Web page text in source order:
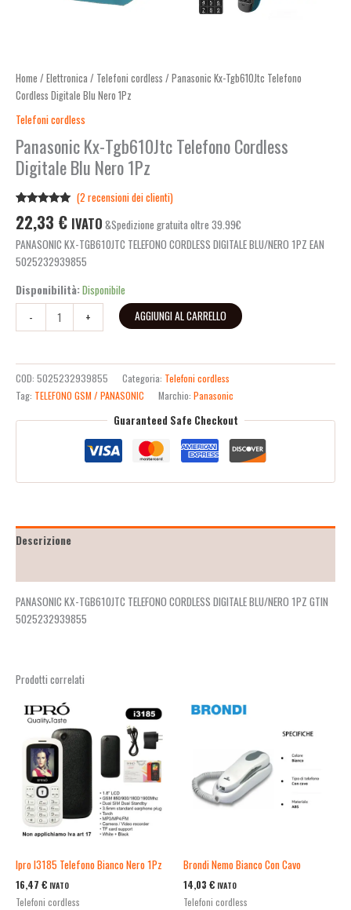
Home / Elettronica / Telefoni cordless / Panasonic Kx-Tgb610Jtc Telefono
Cordless Digitale Blu Nero 1Pz
Telefoni cordless
Panasonic Kx-Tgb610Jtc Telefono Cordless
Digitale Blu Nero 1Pz
5.00 su 5
su base di
recensioni
(2 recensioni dei clienti)
22,33 € IVATO &Spedizione gratuita oltre 39.99€
PANASONIC KX-TGB610JTC TELEFONO CORDLESS DIGITALE BLU/NERO 1PZ EAN
5025232939855
Disponibilità:Disponibile
-
+ AGGIUNGI AL CARRELLO
COD: 5025232939855 Categoria: Telefoni cordless
Tag: TELEFONO GSM / PANASONIC Marchio: Panasonic
Guaranteed Safe Checkout
Descrizione
PANASONIC KX-TGB610JTC TELEFONO CORDLESS DIGITALE BLU/NERO 1PZ GTIN
5025232939855
Prodotti correlati
Ipro I3185 Telefono Bianco Nero 1Pz
16,47 € IVATO
Telefoni cordless
Brondi Nemo Bianco Con Cavo
14,03 € IVATO
Telefoni cordless